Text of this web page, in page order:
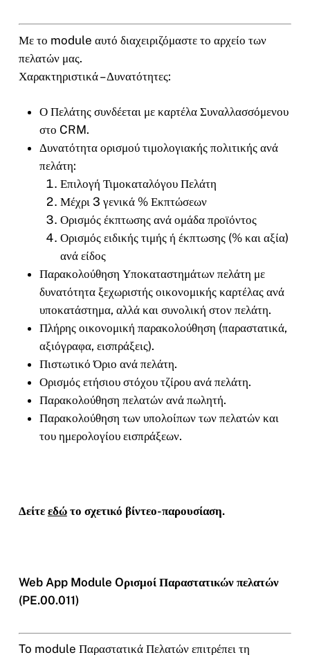
Με το module αυτό διαχειριζόμαστε το αρχείο των
πελατών μας.
Χαρακτηριστικά – Δυνατότητες:
Ο Πελάτης συνδέεται με καρτέλα Συναλλασσόμενου
στο CRM.
Δυνατότητα ορισμού τιμολογιακής πολιτικής ανά
πελάτη:
Επιλογή Τιμοκαταλόγου Πελάτη
Μέχρι 3 γενικά % Εκπτώσεων
Ορισμός έκπτωσης ανά ομάδα προϊόντος
Ορισμός ειδικής τιμής ή έκπτωσης (% και αξία)
ανά είδος
Παρακολούθηση Υποκαταστημάτων πελάτη με
δυνατότητα ξεχωριστής οικονομικής καρτέλας ανά
υποκατάστημα, αλλά και συνολική στον πελάτη.
Πλήρης οικονομική παρακολούθηση (παραστατικά,
αξιόγραφα, εισπράξεις).
Πιστωτικό Όριο ανά πελάτη.
Ορισμός ετήσιου στόχου τζίρου ανά πελάτη.
Παρακολούθηση πελατών ανά πωλητή.
Παρακολούθηση των υπολοίπων των πελατών και
του ημερολογίου εισπράξεων.
Δείτε εδώτο σχετικό βίντεο-παρουσίαση.
Web App Module Oρισμοί Παραστατικών πελατών
(PE.00.011)
To module Παραστατικά Πελατών επιτρέπει τη